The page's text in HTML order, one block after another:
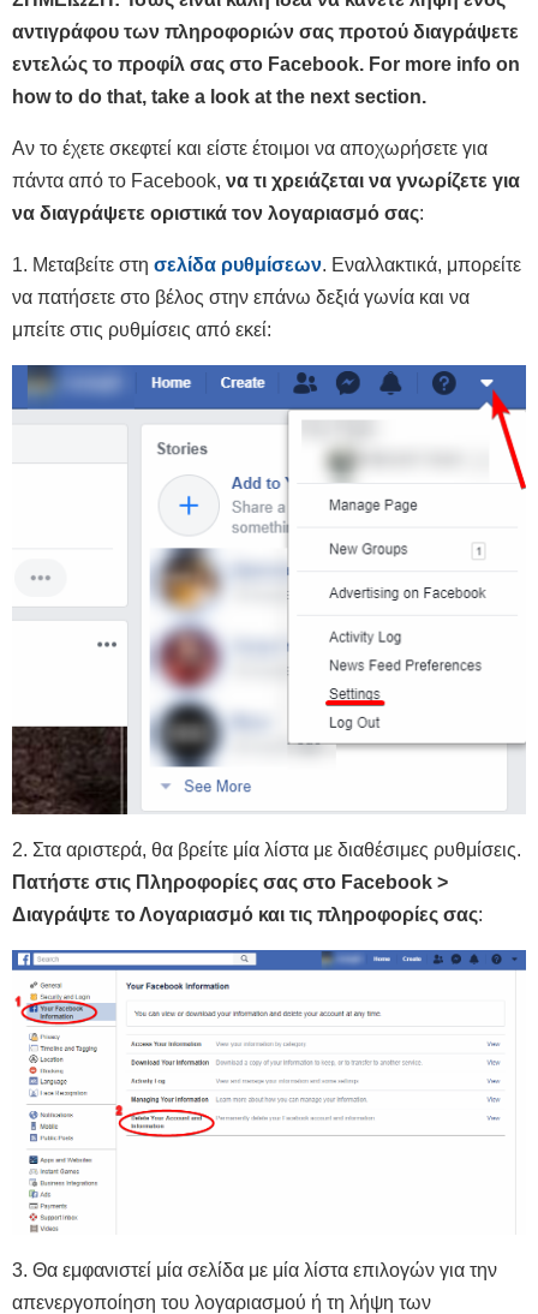
αντιγράφου των πληροφοριών σας προτού διαγράψετε
εντελώς το προφίλ σας στο Facebook. For more info on
how to do that, take a look at the next section.
Αν το έχετε σκεφτεί και είστε έτοιμοι να αποχωρήσετε για
πάντα από το Facebook, να τι χρειάζεται να γνωρίζετε για
να διαγράψετε οριστικά τον λογαριασμό σας:
1. Μεταβείτε στη σελίδα ρυθμίσεων. Εναλλακτικά, μπορείτε
να πατήσετε στο βέλος στην επάνω δεξιά γωνία και να
μπείτε στις ρυθμίσεις από εκεί:
2. Στα αριστερά, θα βρείτε μία λίστα με διαθέσιμες ρυθμίσεις.
Πατήστε στις Πληροφορίες σας στο Facebook >
Διαγράψτε το Λογαριασμό και τις πληροφορίες σας:
3. Θα εμφανιστεί μία σελίδα με μία λίστα επιλογών για την
απενεργοποίηση του λογαριασμού ή τη λήψη των